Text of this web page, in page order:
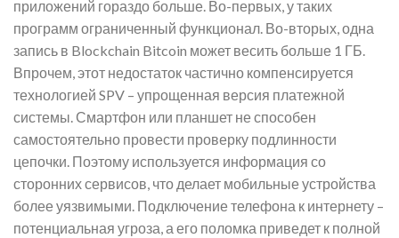
приложений гораздо больше. Во-первых, у таких
программ ограниченный функционал. Во-вторых, одна
запись в Blockchain Bitcoin может весить больше 1 ГБ.
Впрочем, этот недостаток частично компенсируется
технологией SPV – упрощенная версия платежной
системы. Смартфон или планшет не способен
самостоятельно провести проверку подлинности
цепочки. Поэтому используется информация со
сторонних сервисов, что делает мобильные устройства
более уязвимыми. Подключение телефона к интернету –
потенциальная угроза, а его поломка приведет к полной